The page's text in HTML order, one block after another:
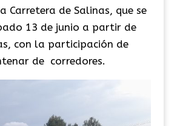
Carretera de Salinas, que se
13 de junio a partir de
con la participación de
de corredores.